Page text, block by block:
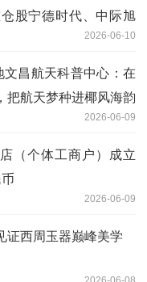
股宁德时代、中际旭
2026-06-10
文昌航天科普中心：在
把航天梦种进椰风海韵
2026-06-09
（个体工商户）成立
2026-06-09
证西周玉器巅峰美学